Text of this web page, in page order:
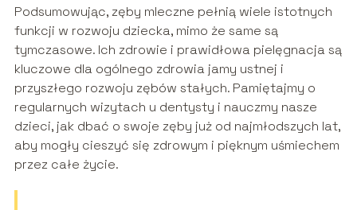
Podsumowując, zęby mleczne pełnią wiele istotnych
funkcji w rozwoju dziecka, mimo że same są
tymczasowe. Ich zdrowie i prawidłowa pielęgnacja są
kluczowe dla ogólnego zdrowia jamy ustnej i
przyszłego rozwoju zębów stałych. Pamiętajmy o
regularnych wizytach u dentysty i nauczmy nasze
dzieci, jak dbać o swoje zęby już od najmłodszych lat,
aby mogły cieszyć się zdrowym i pięknym uśmiechem
przez całe życie.